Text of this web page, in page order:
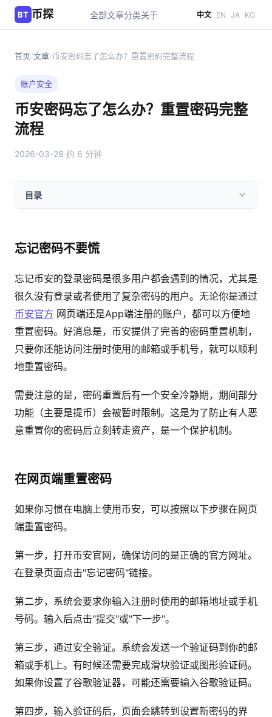
BT 币探 全部文章分类关于 中文 EN JA KO
首页/文章/币安密码忘了怎么办？重置密码完整流程
账户安全
币安密码忘了怎么办？重置密码完整
流程
2026-03-28·约 6 分钟
目录
忘记密码不要慌
忘记币安的登录密码是很多用户都会遇到的情况，尤其是
很久没有登录或者使用了复杂密码的用户。无论你是通过
币安官方 网页端还是App端注册的账户，都可以方便地
重置密码。好消息是，币安提供了完善的密码重置机制，
只要你还能访问注册时使用的邮箱或手机号，就可以顺利
地重置密码。
需要注意的是，密码重置后有一个安全冷静期，期间部分
功能（主要是提币）会被暂时限制。这是为了防止有人恶
意重置你的密码后立刻转走资产，是一个保护机制。
在网页端重置密码
如果你习惯在电脑上使用币安，可以按照以下步骤在网页
端重置密码。
第一步，打开币安官网，确保访问的是正确的官方网址。
在登录页面点击"忘记密码"链接。
第二步，系统会要求你输入注册时使用的邮箱地址或手机
号码。输入后点击"提交"或"下一步"。
第三步，通过安全验证。系统会发送一个验证码到你的邮
箱或手机上。有时候还需要完成滑块验证或图形验证码。
如果你设置了谷歌验证器，可能还需要输入谷歌验证码。
第四步，输入验证码后，页面会跳转到设置新密码的界